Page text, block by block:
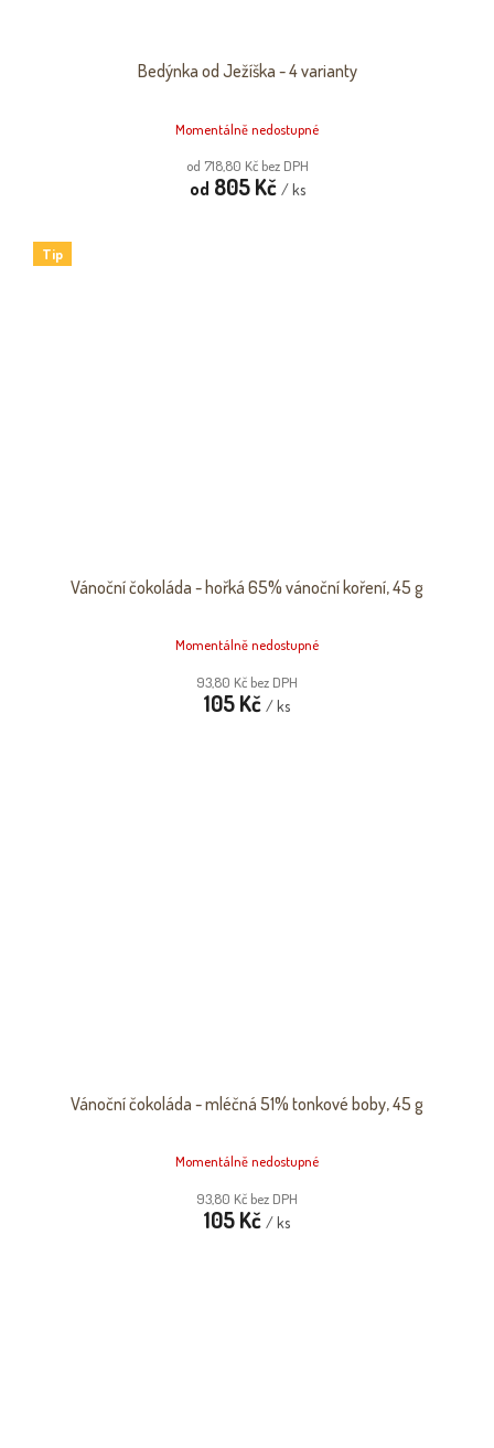
Bedýnka od Ježíška - 4 varianty
Momentálně nedostupné
od 718,80 Kč bez DPH
od 805 Kč / ks
Tip
Vánoční čokoláda - hořká 65% vánoční koření, 45 g
Momentálně nedostupné
93,80 Kč bez DPH
105 Kč / ks
Vánoční čokoláda - mléčná 51% tonkové boby, 45 g
Momentálně nedostupné
93,80 Kč bez DPH
105 Kč / ks